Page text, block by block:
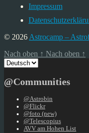
Impressum
© 2026 Astrocamp –
Nach oben ↑ Nach oben ↑
Sprache
auswählen
@Communities
@Astrobin
@Flickr
@foto (new)
@Telescopius
AVV am Hohen List